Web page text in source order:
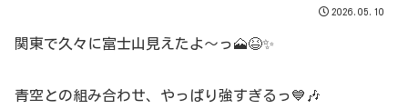
2026.05.10
関東で久々に富士山見えたよ〜っ🗻😆✨
青空との組み合わせ、やっぱり強すぎるっ💙🎶